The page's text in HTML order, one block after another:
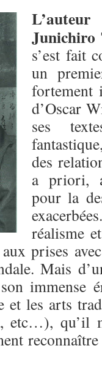
L’auteur
Junichiro
s’est fait
un
fortement
d’Oscar
ses
des
a priori,
pour la
réalisme
prises
Mais
immense
et les arts
etc…), qu’il